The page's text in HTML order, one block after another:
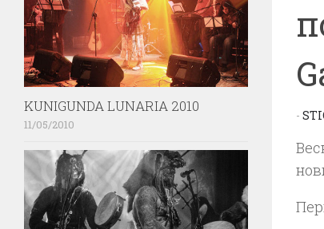
-
KUNIGUNDA LUNARIA 2010
11/05/2010